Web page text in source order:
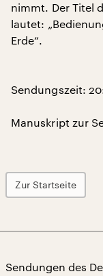
nimmt. Der Titel
lautet:
Erde“.
Sendungszeit:
Manuskript zur
Zur Startseite
Sendungen des